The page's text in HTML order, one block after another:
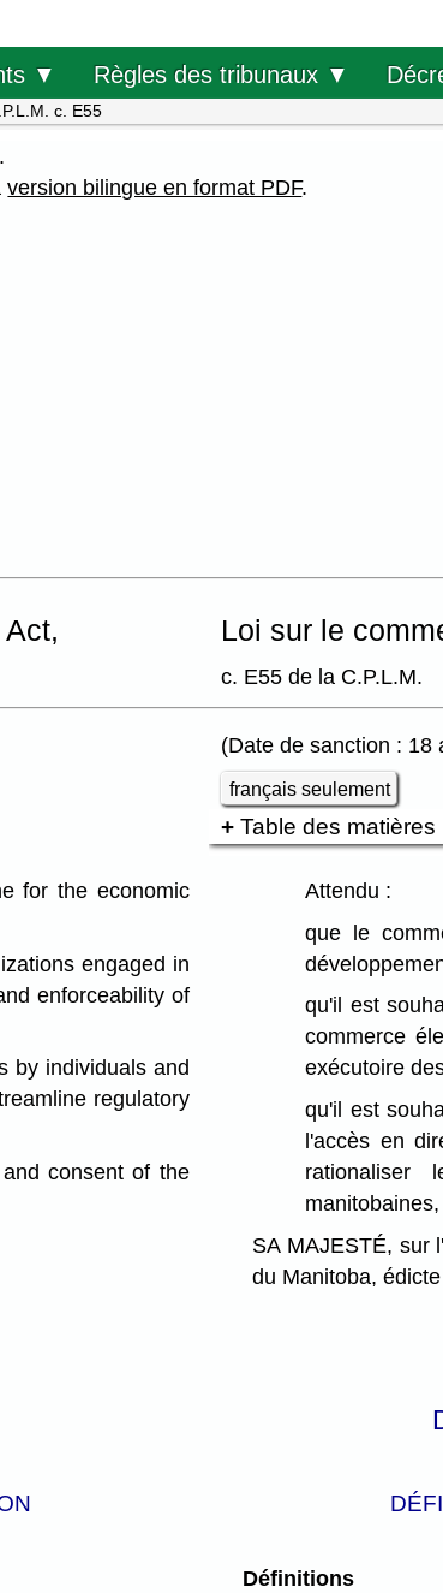
▼ Règles des tribunaux ▼
c. E55
.
version bilingue en format PDF.
Loi sur le
c. E55 de la C.P.L.M.
(Date de sanction : 18
français seulement
Table des matières
for the economic
engaged in
enforceability of
by individuals and
regulatory
consent of the
Attendu :
que le
qu'il est
commerce
exécutoire
qu'il est
l'accès en
rationaliser
manitobaines,
SA MAJESTÉ, sur
du Manitoba,
Définitions